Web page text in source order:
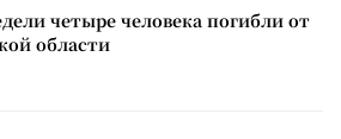
четыре человека погибли от
области